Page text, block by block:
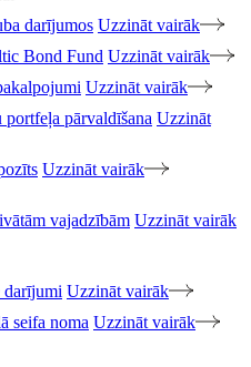
darījumos Uzzināt vairāk
Bond Fund Uzzināt vairāk
Uzzināt vairāk
pārvaldīšana Uzzināt
Uzzināt vairāk
vajadzībām Uzzināt vairāk
darījumi Uzzināt vairāk
seifa noma Uzzināt vairāk